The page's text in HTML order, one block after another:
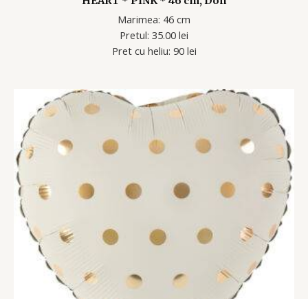
Marimea: 46 cm
Pretul: 35.00 lei
Pret cu heliu: 90 lei